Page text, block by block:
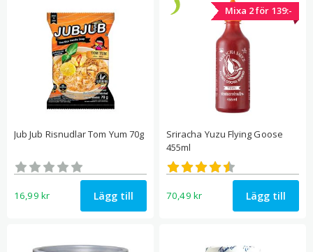
Jub Jub Risnudlar Tom Yum 70g
Betygsatt
0
av 5
16,99 kr Lägg till
Mixa 2 för 139:-
Sriracha Yuzu Flying Goose
455ml
Betygsatt
4.50
av 5
70,49 kr Lägg till